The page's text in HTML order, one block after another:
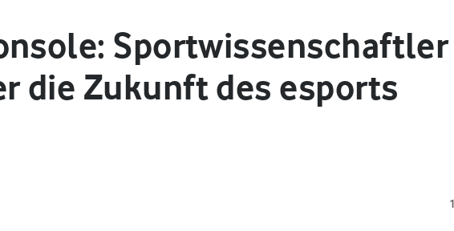
die Zukunft des esports